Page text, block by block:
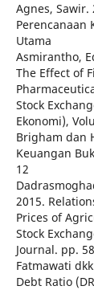
Agnes,
Perencanaan
Utama
Asmirantho,
The Effect of
Stock
Ekonomi),
Brigham dan
Keuangan
12
2015.
Prices of
Stock
Journal. pp.
Fatmawati
Debt Ratio